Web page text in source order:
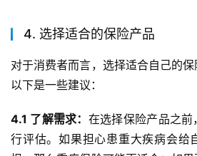
4. 选择适合的保险产品
对于消费者而言，选择适合自己的保
以下是一些建议：
4.1 了解需求： 在选择保险产品之
行评估。如果担心患重大疾病会给